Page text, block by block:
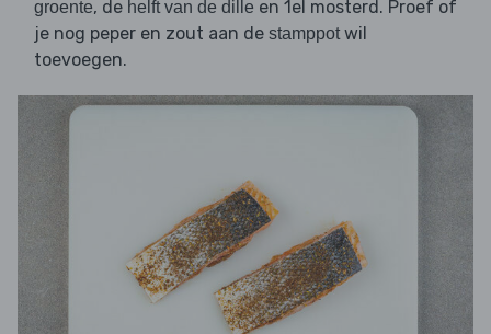
groente, de helft van de dille en 1el mosterd. Proef of
je nog peper en zout aan de stamppot wil
toevoegen.